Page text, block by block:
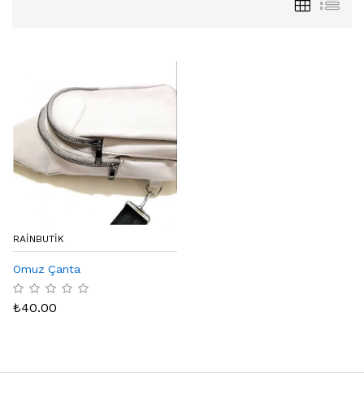
RAINBUTIK
Omuz Çanta
₺40.00